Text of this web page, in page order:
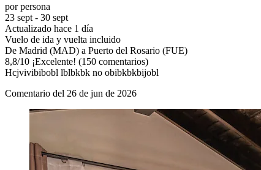
por persona
23 sept - 30 sept
Actualizado hace 1 día
Vuelo de ida y vuelta incluido
De Madrid (MAD) a Puerto del Rosario (FUE)
8,8/10 ¡Excelente! (150 comentarios)
Hcjvivibibobl lblbkbk no obibkbkbijobl
Comentario del 26 de jun de 2026